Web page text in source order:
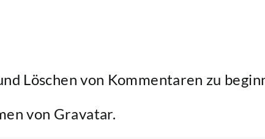
Löschen von Kommentaren zu
von Gravatar.